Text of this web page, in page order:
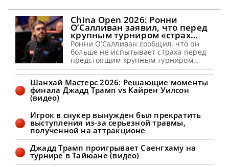
China Open 2026: Ронни
О’Салливан заявил, что перед
крупным турниром «страх
исчез»
Ронни О’Салливан сообщил, что он
больше не испытывает страха перед
предстоящим крупным турниром
China Open 2026, сообщает metrouk
На протяжении более трех
десятилетий Ронни О’Салливан
внушал трепет в сердца своих
времена подходят к концу. Несмотря
на свой 50-летний возраст, Ракета
остается среди элиты мирового
снукера. В прошлом сезоне он дважды
достигал
Шанхай Мастерс 2026: Решающие моменты
финала Джадд Трамп vs Кайрен Уилсон
(видео)
Игрок в снукер вынужден был прекратить
выступления из-за серьезной травмы,
полученной на аттракционе
Джадд Трамп проигрывает Саенгхаму на
турнире в Тайюане (видео)